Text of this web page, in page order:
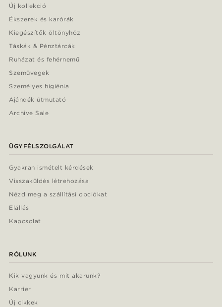
Új kollekció
Ékszerek és karórák
Kiegészítők öltönyhöz
Táskák & Pénztárcák
Ruházat és fehérnemű
Szemüvegek
Személyes higiénia
Ajándék útmutató
Archive Sale
ÜGYFÉLSZOLGÁLAT
Gyakran ismételt kérdések
Visszaküldés létrehozása
Nézd meg a szállítási opciókat
Elállás
Kapcsolat
RÓLUNK
Kik vagyunk és mit akarunk?
Karrier
Új cikkek